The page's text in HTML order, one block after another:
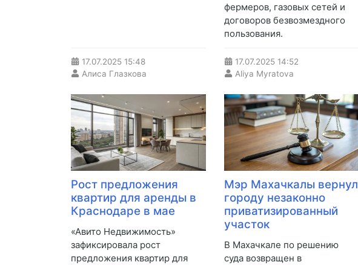
17.07.2025 15:48
Алиса Глазкова
фермеров, газовых сетей и
договоров безвозмездного
пользования.
17.07.2025 14:52
Aliya Myratova
Рост предложения
квартир для аренды в
Краснодаре в мае
«Авито Недвижимость»
зафиксировала рост
предложения квартир для
Мэр Махачкалы вернул
городу незаконно
приватизированный
участок
В Махачкале по решению
суда возвращен в